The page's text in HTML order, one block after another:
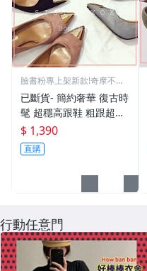
臉書粉專上架新款!奇摩不再
已斷貨- 簡約奢華 復古時
髦 超穩高跟鞋 粗跟超好
走 名媛風 韓國絨面設計
典雅金屬尖頭高跟鞋
$ 1,390
直購
行動任意門